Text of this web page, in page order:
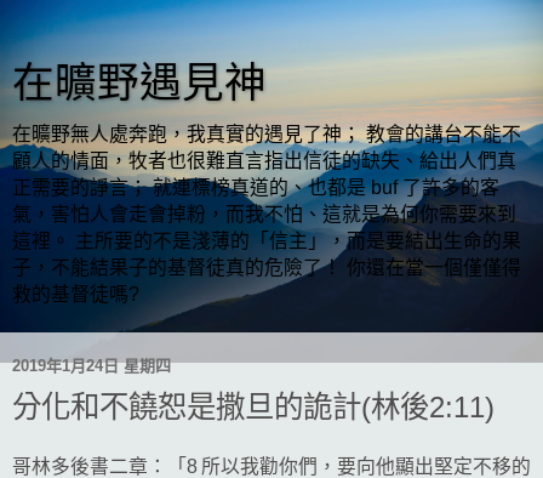
在曠野遇見神
在曠野無人處奔跑，我真實的遇見了神； 教會的講台不能不
顧人的情面，牧者也很難直言指出信徒的缺失、給出人們真
正需要的諍言； 就連標榜真道的、也都是 buf 了許多的客
氣，害怕人會走會掉粉，而我不怕、這就是為何你需要來到
這裡。 主所要的不是淺薄的「信主」，而是要結出生命的果
子，不能結果子的基督徒真的危險了！ 你還在當一個僅僅得
救的基督徒嗎?
2019年1月24日 星期四
分化和不饒恕是撒旦的詭計(林後2:11)
哥林多後書二章：「8 所以我勸你們，要向他顯出堅定不移的